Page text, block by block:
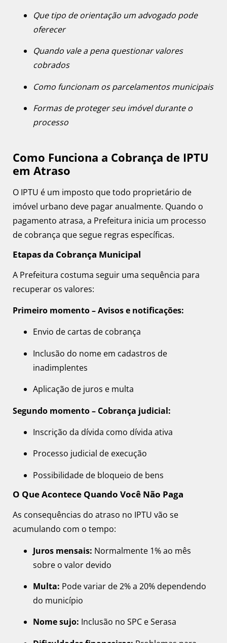
Que tipo de orientação um advogado pode
oferecer
Quando vale a pena questionar valores
cobrados
Como funcionam os parcelamentos municipais
Formas de proteger seu imóvel durante o
processo
Como Funciona a Cobrança de IPTU
em Atraso
O IPTU é um imposto que todo proprietário de
imóvel urbano deve pagar anualmente. Quando o
pagamento atrasa, a Prefeitura inicia um processo
de cobrança que segue regras específicas.
Etapas da Cobrança Municipal
A Prefeitura costuma seguir uma sequência para
recuperar os valores:
Primeiro momento – Avisos e notificações:
Envio de cartas de cobrança
Inclusão do nome em cadastros de
inadimplentes
Aplicação de juros e multa
Segundo momento – Cobrança judicial:
Inscrição da dívida como dívida ativa
Processo judicial de execução
Possibilidade de bloqueio de bens
O Que Acontece Quando Você Não Paga
As consequências do atraso no IPTU vão se
acumulando com o tempo:
Juros mensais: Normalmente 1% ao mês
sobre o valor devido
Multa: Pode variar de 2% a 20% dependendo
do município
Nome sujo: Inclusão no SPC e Serasa